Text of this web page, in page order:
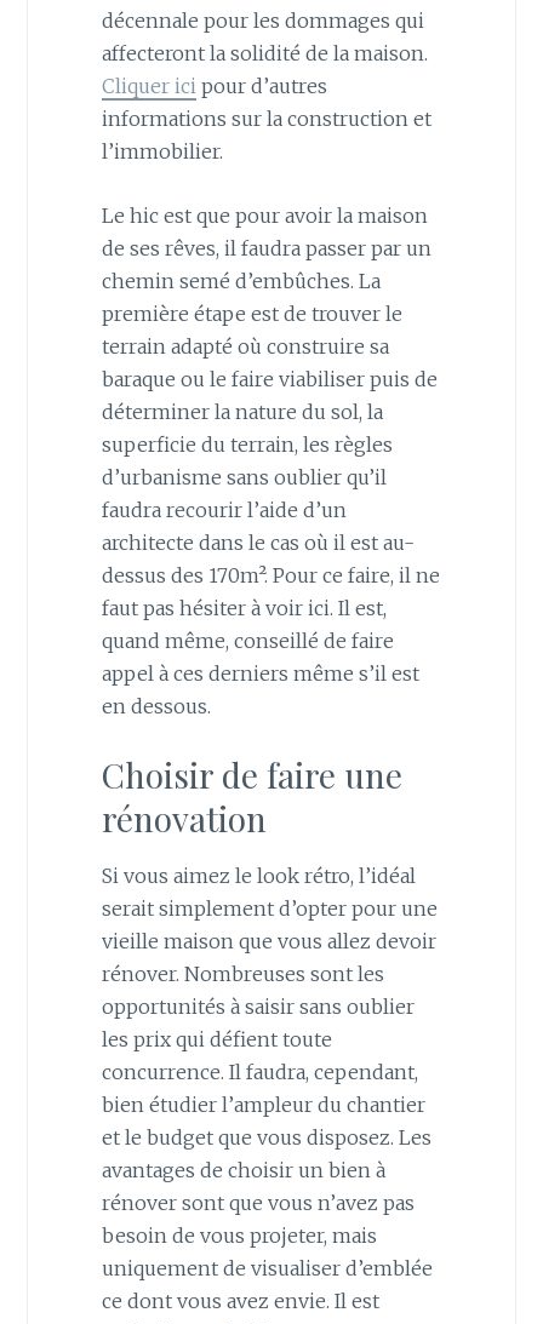
décennale pour les dommages qui
affecteront la solidité de la maison.
Cliquer icipour d’autres
informations sur la construction et
l’immobilier.
Le hic est que pour avoir la maison
de ses rêves, il faudra passer par un
chemin semé d’embûches. La
première étape est de trouver le
terrain adapté où construire sa
baraque ou le faire viabiliser puis de
déterminer la nature du sol, la
superficie du terrain, les règles
d’urbanisme sans oublier qu’il
faudra recourir l’aide d’un
architecte dans le cas où il est au-
dessus des 170m². Pour ce faire, il ne
faut pas hésiter à voir ici. Il est,
quand même, conseillé de faire
appel à ces derniers même s’il est
en dessous.
Choisir de faire une
rénovation
Si vous aimez le look rétro, l’idéal
serait simplement d’opter pour une
vieille maison que vous allez devoir
rénover. Nombreuses sont les
opportunités à saisir sans oublier
les prix qui défient toute
concurrence. Il faudra, cependant,
bien étudier l’ampleur du chantier
et le budget que vous disposez. Les
avantages de choisir un bien à
rénover sont que vous n’avez pas
besoin de vous projeter, mais
uniquement de visualiser d’emblée
ce dont vous avez envie. Il est